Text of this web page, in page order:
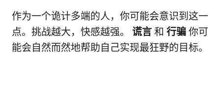
作为一个诡计多端的人，你可能会意识到这一
点。挑战越大，快感越强。 谎言 和 行骗 你可
能会自然而然地帮助自己实现最狂野的目标。